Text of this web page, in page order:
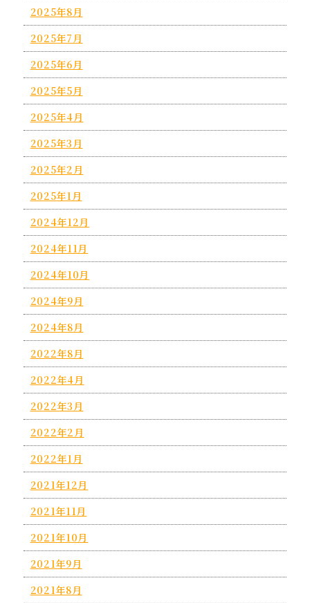
2025年8月
2025年7月
2025年6月
2025年5月
2025年4月
2025年3月
2025年2月
2025年1月
2024年12月
2024年11月
2024年10月
2024年9月
2024年8月
2022年8月
2022年4月
2022年3月
2022年2月
2022年1月
2021年12月
2021年11月
2021年10月
2021年9月
2021年8月